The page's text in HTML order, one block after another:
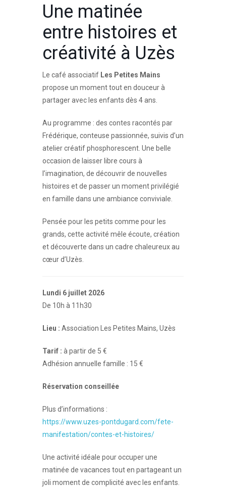
Une matinée
entre histoires et
créativité à Uzès
Le café associatif Les Petites Mains
propose un moment tout en douceur à
partager avec les enfants dès 4 ans.
Au programme : des contes racontés par
Frédérique, conteuse passionnée, suivis d’un
atelier créatif phosphorescent. Une belle
occasion de laisser libre cours à
l’imagination, de découvrir de nouvelles
histoires et de passer un moment privilégié
en famille dans une ambiance conviviale.
Pensée pour les petits comme pour les
grands, cette activité mêle écoute, création
et découverte dans un cadre chaleureux au
cœur d’Uzès.
Lundi 6 juillet 2026
De 10h à 11h30
Lieu : Association Les Petites Mains, Uzès
Tarif : à partir de 5 €
Adhésion annuelle famille : 15 €
Réservation conseillée
Plus d’informations :
https://www.uzes-pontdugard.com/fete-
manifestation/contes-et-histoires/
Une activité idéale pour occuper une
matinée de vacances tout en partageant un
joli moment de complicité avec les enfants.